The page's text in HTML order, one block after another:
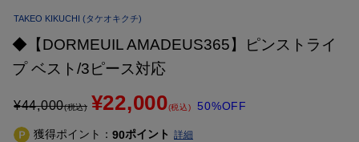
TAKEO KIKUCHI (タケオキクチ)
◆【DORMEUIL AMADEUS365】ピンストライ
プ ベスト/3ピース対応
¥44,000(税込) ¥22,000(税込) 50%OFF
獲得ポイント： 90ポイント 詳細